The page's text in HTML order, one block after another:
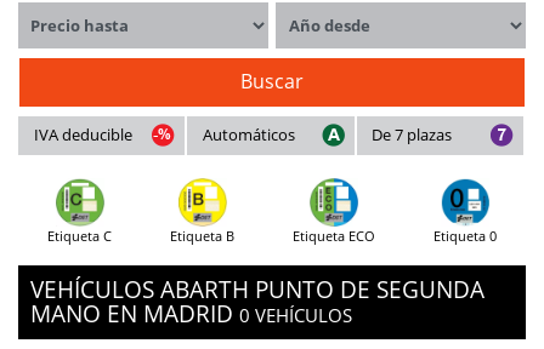
Precio hasta Año desde
Buscar
IVA deducible Automáticos De 7 plazas
Etiqueta C Etiqueta B Etiqueta ECO Etiqueta 0
VEHÍCULOS ABARTH PUNTO DE SEGUNDA
MANO EN MADRID 0 VEHÍCULOS